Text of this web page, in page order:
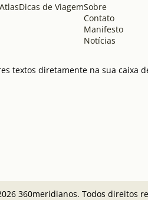
AtlasDicas de ViagemSobre
Contato
Manifesto
Notícias
textos diretamente na sua caixa
360meridianos. Todos direitos